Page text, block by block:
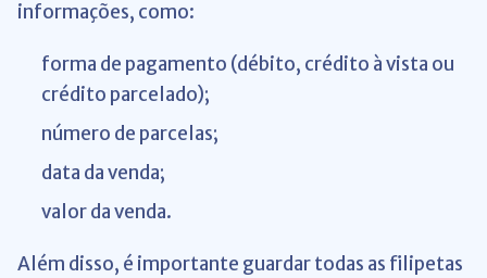
informações, como:
forma de pagamento (débito, crédito à vista ou
crédito parcelado);
número de parcelas;
data da venda;
valor da venda.
Além disso, é importante guardar todas as filipetas